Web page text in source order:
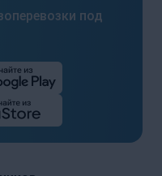
под